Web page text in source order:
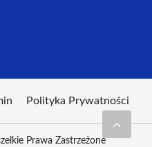
Polityka Prywatności
Prawa Zastrzeżone